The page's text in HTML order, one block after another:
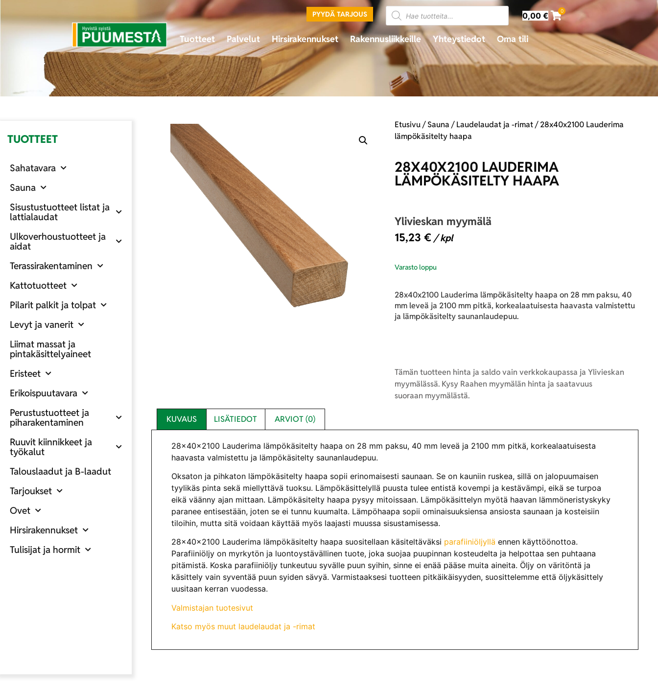
PYYDÄ TARJOUS 0,00€ 0
Tuotteet Palvelut Hirsirakennukset Rakennusliikkeille Yhteystiedot Oma tili
TUOTTEET
Sahatavara
Sauna
Sisustustuotteet listat ja
lattialaudat
Ulkoverhoustuotteet ja
aidat
Terassirakentaminen
Kattotuotteet
Pilarit palkit ja tolpat
Levyt ja vanerit
Liimat massat ja
pintakäsittelyaineet
Eristeet
Erikoispuutavara
Perustustuotteet ja
piharakentaminen
Ruuvit kiinnikkeet ja
työkalut
Talouslaadut ja B-laadut
Tarjoukset
Ovet
Hirsirakennukset
Tulisijat ja hormit
Etusivu/Sauna /Laudelaudat ja -rimat/ 28x40x2100 Lauderima
lämpökäsitelty haapa
28X40X2100 LAUDERIMA
LÄMPÖKÄSITELTY HAAPA
Ylivieskan myymälä
15,23€ / kpl
Varasto loppu
28x40x2100 Lauderima lämpökäsitelty haapa on 28 mm paksu, 40
mm leveä ja 2100 mm pitkä, korkealaatuisesta haavasta valmistettu
ja lämpökäsitelty saunanlaudepuu.
Tämän tuotteen hinta ja saldo vain verkkokaupassa ja Ylivieskan
myymälässä. Kysy Raahen myymälän hinta ja saatavuus
suoraan myymälästä.
KUVAUS LISÄTIEDOT ARVIOT (0)
28x40x2100 Lauderima lämpökäsitelty haapa on 28 mm paksu, 40 mm leveä ja 2100 mm pitkä, korkealaatuisesta
haavasta valmistettu ja lämpökäsitelty saunanlaudepuu.
Oksaton ja pihkaton lämpökäsitelty haapa sopii erinomaisesti saunaan. Se on kauniin ruskea, sillä on jalopuumaisen
tyylikäs pinta sekä miellyttävä tuoksu. Lämpökäsittelyllä puusta tulee entistä kovempi ja kestävämpi, eikä se turpoa
eikä väänny ajan mittaan. Lämpökäsitelty haapa pysyy mitoissaan. Lämpökäsittelyn myötä haavan lämmöneristyskyky
paranee entisestään, joten se ei tunnu kuumalta. Lämpöhaapa sopii ominaisuuksiensa ansiosta saunaan ja kosteisiin
tiloihin, mutta sitä voidaan käyttää myös laajasti muussa sisustamisessa.
28x40x2100 Lauderima lämpökäsitelty haapa suositellaan käsiteltäväksi parafiiniöljyllä ennen käyttöönottoa.
Parafiiniöljy on myrkytön ja luontoystävällinen tuote, joka suojaa puupinnan kosteudelta ja helpottaa sen puhtaana
pitämistä. Koska parafiiniöljy tunkeutuu syvälle puun syihin, sinne ei enää pääse muita aineita. Öljy on väritöntä ja
käsittely vain syventää puun syiden sävyä. Varmistaaksesi tuotteen pitkäikäisyyden, suosittelemme että öljykäsittely
uusitaan kerran vuodessa.
Valmistajan tuotesivut
Katso myös muut laudelaudat ja -rimat